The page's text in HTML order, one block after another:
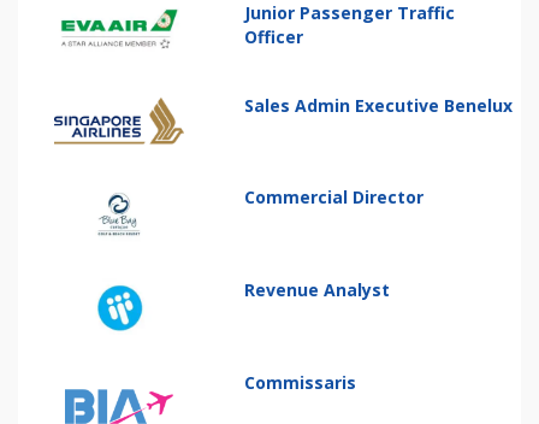
Junior Passenger Traffic
Officer
Sales Admin Executive Benelux
Commercial Director
Revenue Analyst
Commissaris